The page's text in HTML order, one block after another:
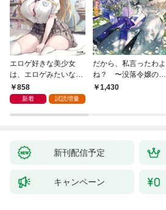
エロゲ好きな美少女
は、エロゲみたいなこ
と全部シてほしい【電
子ＳＳ特典付き】
858
新着 試読増量
だから、私言ったわよ
ね？ 〜没落令嬢の案
外楽しい領地改革〜
1,430
新刊配信予定
キャンペーン